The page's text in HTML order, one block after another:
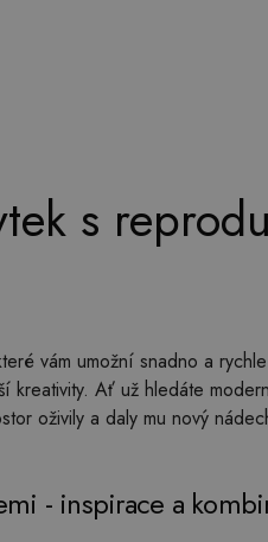
s
vám umožní snadno a
kreativity. Ať už hledáte
oživily a daly mu nový
- inspirace a